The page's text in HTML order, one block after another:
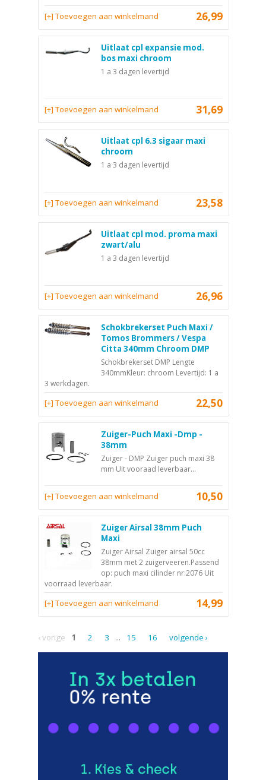
26,99
[+] Toevoegen aan winkelmand
Uitlaat cpl expansie mod.
bos maxi chroom
1 a 3 dagen levertijd
31,69
[+] Toevoegen aan winkelmand
Uitlaat cpl 6.3 sigaar maxi
chroom
1 a 3 dagen levertijd
23,58
[+] Toevoegen aan winkelmand
Uitlaat cpl mod. proma maxi
zwart/alu
1 a 3 dagen levertijd
26,96
[+] Toevoegen aan winkelmand
Schokbrekerset Puch Maxi /
Tomos Brommers / Vespa
Citta 340mm Chroom DMP
Schokbrekerset DMP Lengte
340mmKleur: chroom Levertijd: 1 a
3 werkdagen.
22,50
[+] Toevoegen aan winkelmand
Zuiger-Puch Maxi -Dmp -
38mm
Zuiger - DMP Zuiger puch maxi 38
mm Uit vooraad leverbaar...
10,50
[+] Toevoegen aan winkelmand
Zuiger Airsal 38mm Puch
Maxi
Zuiger Airsal Zuiger airsal 50cc
38mm met 2 zuigerveeren.Passend
op: puch maxi cilinder nr:2076 Uit
voorraad leverbaar.
14,99
[+] Toevoegen aan winkelmand
‹ vorige 1 2 3 ... 15 16 volgende ›